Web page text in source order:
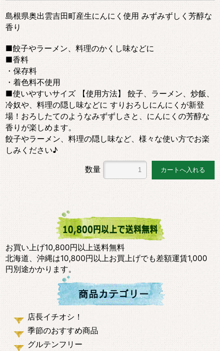
島根県奥出雲吉田町産生にんにく使用 みずみずしく芳醇な
香り
■餃子やラーメン、料理のかくし味などに
■香料
・保存料
・着色料不使用
■使いやすいサイズ 【使用方法】 餃子、ラーメン、炒飯、
冷奴や、料理の隠し味などに すりおろしにんにくが新登
場！おろしたてのようなみずずしさと、にんにくの芳醇な
香りが楽しめます。
餃子やラーメン、料理の隠し味など、様々な使い方でお楽
しみください♪
数量
お買い上げ10,800円以上送料無料
北海道、沖縄は10,800円以上お買上げでも差額運賃1,000
円別途かかります。
店長イチオシ！
季節のおすすめ商品
グルテンフリー